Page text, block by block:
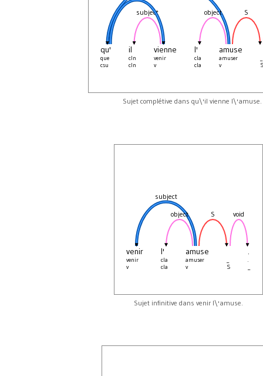
qu'
que
csu
il
cln
cln
vienne
venir
v
l'
cla
cla
amuse
amuser
v
S
subject
S
object
Sujet complétive dans qu\'il vienne l\'amuse.
venir
venir
v
l'
cla
cla
amuse
amuser
v
S
.
void
S
subject
object
Sujet infinitive dans venir l\'amuse.